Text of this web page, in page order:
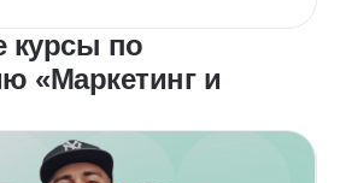
могу отметить легкую подачу
хороший преподаватель,
Яндекс Практикума. Много
менторы сдедят и помогают с
вебинаров, иногда маловато
курсы по
«Маркетинг и